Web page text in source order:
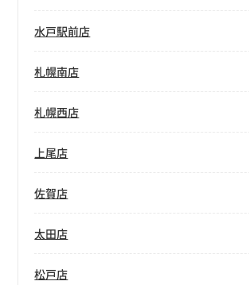
水戸駅前店
札幌南店
札幌西店
上尾店
佐賀店
太田店
松戸店